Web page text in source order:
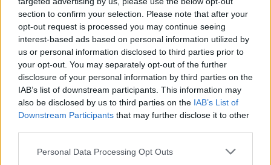
section to confirm your selection. Please note that after your
opt-out request is processed you may continue seeing
interest-based ads based on personal information utilized by
us or personal information disclosed to third parties prior to
your opt-out. You may separately opt-out of the further
disclosure of your personal information by third parties on the
IAB’s list of downstream participants. This information may
also be disclosed by us to third parties on the IAB’s List of
Downstream Participants that may further disclose it to other
Please note that this website/app uses one or more Google
Personal Data Processing Opt Outs
#BELFÖLD #NYÍRMÁRTONFALVA
LOMBKORONASÉTÁNY POLGÁRMESTER
#MAGÁNTERÜLET #LEZÁRÁS